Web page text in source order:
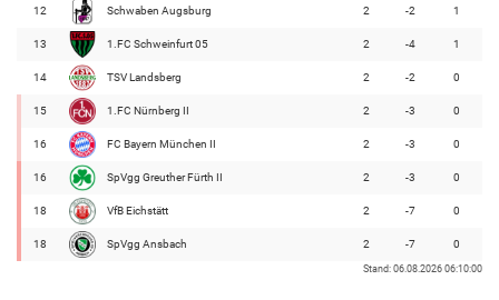
12 Schwaben Augsburg 2 -2 1
13 1.FC Schweinfurt 05 2 -4 1
14 TSV Landsberg 2 -2 0
15 1.FC Nürnberg II 2 -3 0
16 FC Bayern München II 2 -3 0
16 SpVgg Greuther Fürth II 2 -3 0
18 VfB Eichstätt 2 -7 0
18 SpVgg Ansbach 2 -7 0
Stand: 06.08.2026 06:10:00